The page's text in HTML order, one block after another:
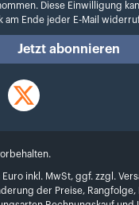
Diese Einwilligung
am Ende jeder E-Mail
Jetzt abonnieren
Twitter
inkl. MwSt, ggf. zzgl.
der Preise, Rangfolge,